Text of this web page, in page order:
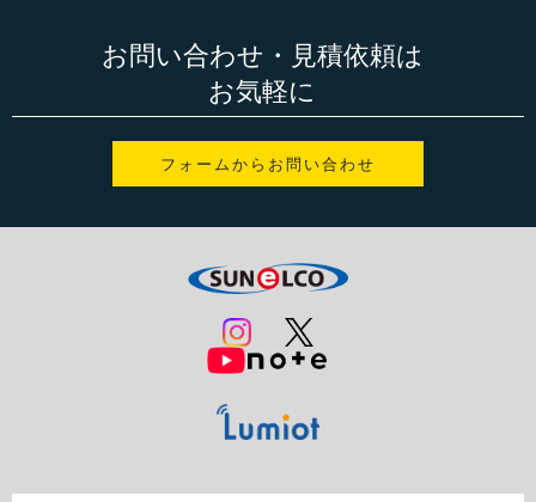
お問い合わせ・見積依頼は
お気軽に
フォームからお問い合わせ